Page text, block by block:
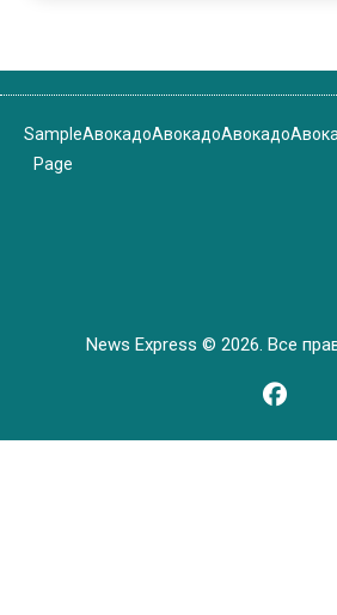
Sample
Page
АвокадоАвокадоАвокадо
News Express © 2026. Все